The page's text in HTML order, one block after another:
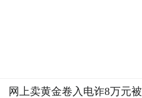
网上卖黄金卷入电诈8万元被